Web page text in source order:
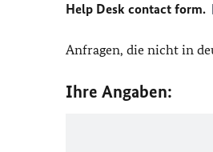
Help Desk contact form.
Anfragen, die nicht in
Ihre Angaben: